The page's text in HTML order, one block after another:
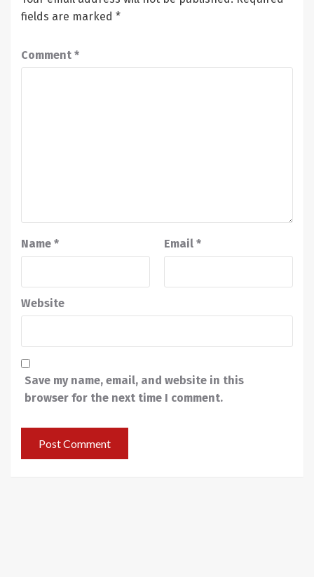
fields are marked *
Comment *
Name * Email *
Website
Save my name, email, and website in this
browser for the next time I comment.